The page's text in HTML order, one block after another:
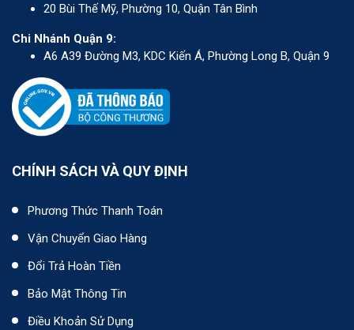
20 Bùi Thế Mỹ, Phường 10, Quận Tân Bình
Chi Nhánh Quận 9:
A6 A39 Đường M3, KDC Kiến Á, Phường Long B, Quận 9
CHÍNH SÁCH VÀ QUY ĐỊNH
Phương Thức Thanh Toán
Vận Chuyển Giao Hàng
Đổi Trả Hoàn Tiền
Bảo Mật Thông Tin
Điều Khoản Sử Dụng